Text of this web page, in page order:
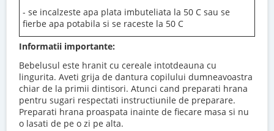
- se incalzeste apa plata imbuteliata la 50 C sau se
fierbe apa potabila si se raceste la 50 C
Informatii importante:
Bebelusul este hranit cu cereale intotdeauna cu
lingurita. Aveti grija de dantura copilului dumneavoastra
chiar de la primii dintisori. Atunci cand preparati hrana
pentru sugari respectati instructiunile de preparare.
Preparati hrana proaspata inainte de fiecare masa si nu
o lasati de pe o zi pe alta.